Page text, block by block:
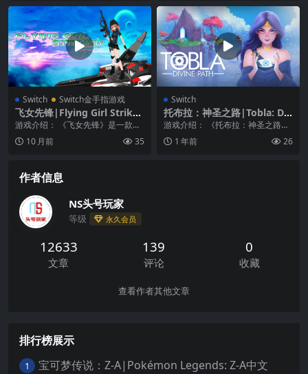
Switch Switch金手指游戏
飞女先锋|Flying Girl Striker
中文
游戏介绍： 《飞女先锋》是一款射
击类游戏。游戏画面充满了未来科
技感，各种闻所未闻...
10 月前 35
Switch
托布拉：神圣之路|Tobla: Div
ine Path中文
游戏介绍： 《托布拉：神圣之路》
是一款将你带入神界的叙事解谜冒
险游戏。作为一个凡...
1 年前 26
作者信息
NS头号玩家
等级 永久会员
12633
文章
139
评论
0
收藏
查看作者其他文章
排行榜展示
1 宝可梦传说：Z-A|Pokémon Legends: Z-A中文